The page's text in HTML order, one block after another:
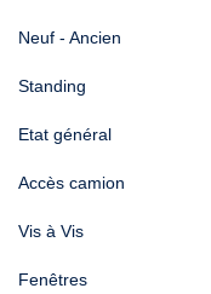
Neuf - Ancien
Standing
Etat général
Accès camion
Vis à Vis
Fenêtres